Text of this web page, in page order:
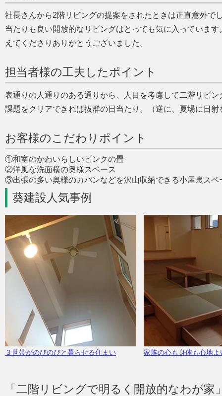
社長さんから2階リビングの提案をされたときは正直意外で
当たりも良い開放的なリビングはとっても気に入っていま
えてくださりありがとうございました。
担当者様の工夫したポイント
表通りの人通りのある通りから、人目を考慮して二階リビ
課題をクリアできれば抜群の日当たり。（逆に、夏場に日
お客様のこだわりポイント
①和室のかわいらしいピンクの畳
②洋風な洗面横の奥様スペース
③出張の多い奥様のカバンなどを沢山収納できる小屋裏スペ
葵建設人気事例
３世帯がのびのびと暮らせる住まい 家族の心も身体も心地
「二階リビングで明るく開放的なわが家